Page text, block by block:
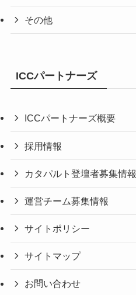
その他
ICCパートナーズ
ICCパートナーズ概要
採用情報
カタパルト登壇者募集情報
運営チーム募集情報
サイトポリシー
サイトマップ
お問い合わせ